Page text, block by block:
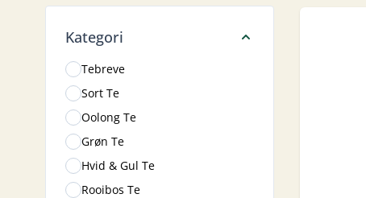
Skip to product list
Kategori
Tebreve
Sort Te
Oolong Te
Grøn Te
Hvid & Gul Te
Rooibos Te